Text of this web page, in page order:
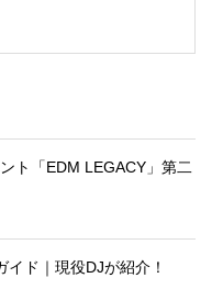
ト「EDM LEGACY」第二
イド｜現役DJが紹介！